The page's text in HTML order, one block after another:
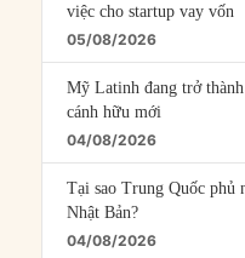
việc cho startup vay vốn
05/08/2026
Mỹ Latinh đang trở
cánh hữu mới
04/08/2026
Tại sao Trung Quốc phủ
Nhật Bản?
04/08/2026